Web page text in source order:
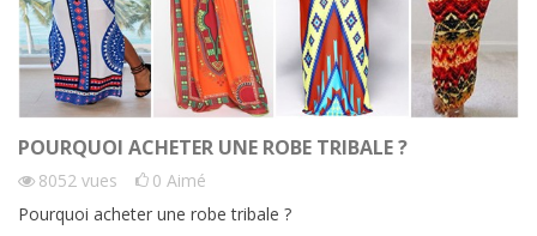
POURQUOI ACHETER UNE ROBE TRIBALE ?
8052 vues 0 Aimé
Pourquoi acheter une robe tribale ?